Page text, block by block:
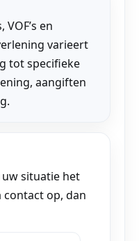
en
varieert
tot specifieke
aangiften
situatie het
contact op, dan